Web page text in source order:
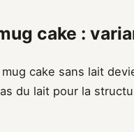
cake :
cake sans lait
du lait pour la